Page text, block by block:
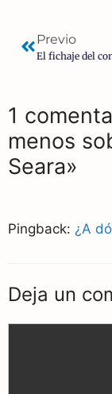
Previo
1
menos
Seara»
Pingback: ¿A
Deja un